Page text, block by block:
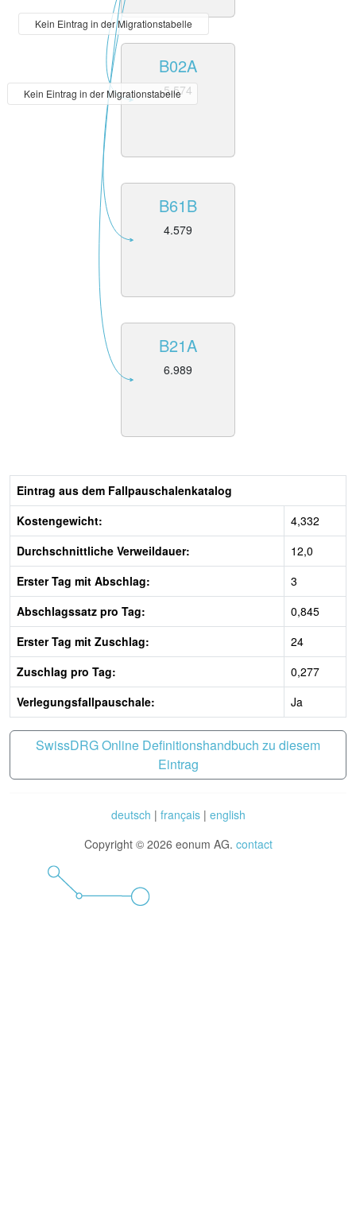
B02A
5.574
B61B
4.579
B21A
6.989
Kein Eintrag in der Migrationstabelle
Kein Eintrag in der Migrationstabelle
Eintrag aus dem Fallpauschalenkatalog
Kostengewicht:
4,332
Durchschnittliche Verweildauer:
12,0
Erster Tag mit Abschlag:
3
Abschlagssatz pro Tag:
0,845
Erster Tag mit Zuschlag:
24
Zuschlag pro Tag:
0,277
Verlegungsfallpauschale:
Ja
SwissDRG Online Definitionshandbuch zu diesem
Eintrag
deutsch | français| english
Copyright © 2026 eonum AG. contact